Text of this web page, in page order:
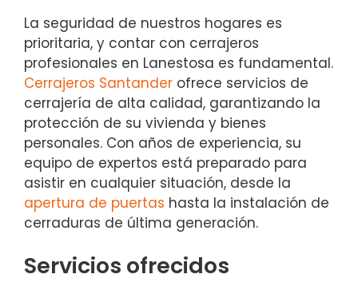
La seguridad de nuestros hogares es
prioritaria, y contar con cerrajeros
profesionales en Lanestosa es fundamental.
Cerrajeros Santander ofrece servicios de
cerrajería de alta calidad, garantizando la
protección de su vivienda y bienes
personales. Con años de experiencia, su
equipo de expertos está preparado para
asistir en cualquier situación, desde la
apertura de puertas hasta la instalación de
cerraduras de última generación.
Servicios ofrecidos